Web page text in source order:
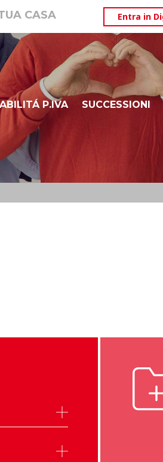
CASA Entra in
DURP – BOLZANO
P.IVA SUCCESSIONI